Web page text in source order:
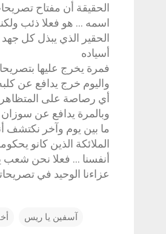
الحقيقة أن مفتاح
اسمه ... هو فعلا ذئب
الحقير الذي يبذل كل
أسياده
فمرة يخرج عليها
واليوم خرج يدافع عن
أي رصاصة على
وبالمرة يدافع عن
ما بين يوم وآخر نكتشف
الملائكة الذين كانو
أنفسنا ... فعلا نحن شعب
عزاءنا الوحيد في
آسفين يا ريس